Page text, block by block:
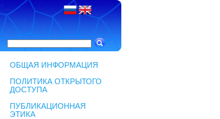
ОБЩАЯ ИНФОРМАЦИЯ
ПОЛИТИКА ОТКРЫТОГО
ДОСТУПА
ПУБЛИКАЦИОННАЯ
ЭТИКА